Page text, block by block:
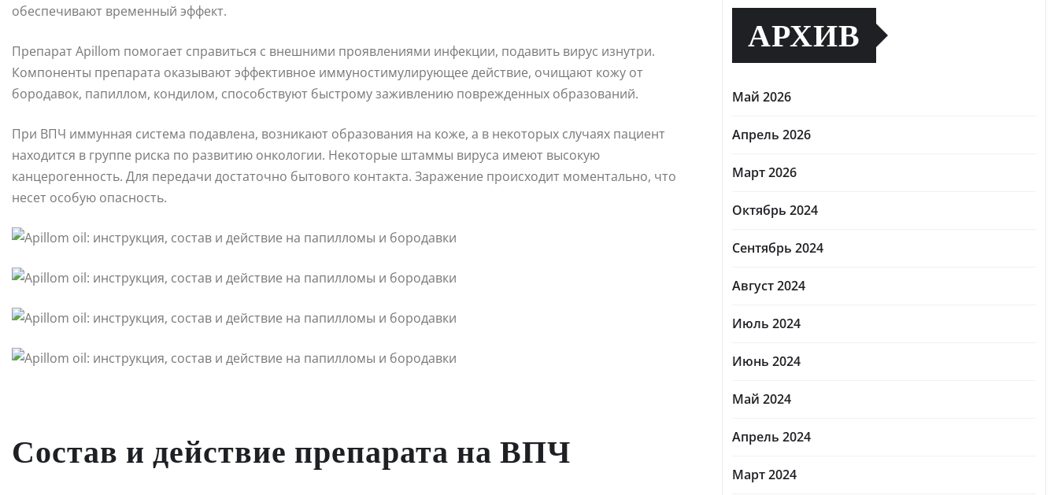
обеспечивают временный эффект.
Препарат Apillom помогает справиться с внешними проявлениями инфекции, подавить вирус изнутри.
Компоненты препарата оказывают эффективное иммуностимулирующее действие, очищают кожу от
бородавок, папиллом, кондилом, способствуют быстрому заживлению поврежденных образований.
При ВПЧ иммунная система подавлена, возникают образования на коже, а в некоторых случаях пациент
находится в группе риска по развитию онкологии. Некоторые штаммы вируса имеют высокую
канцерогенность. Для передачи достаточно бытового контакта. Заражение происходит моментально, что
несет особую опасность.
Состав и действие препарата на ВПЧ
АРХИВ
Май 2026
Апрель 2026
Март 2026
Октябрь 2024
Сентябрь 2024
Август 2024
Июль 2024
Июнь 2024
Май 2024
Апрель 2024
Март 2024